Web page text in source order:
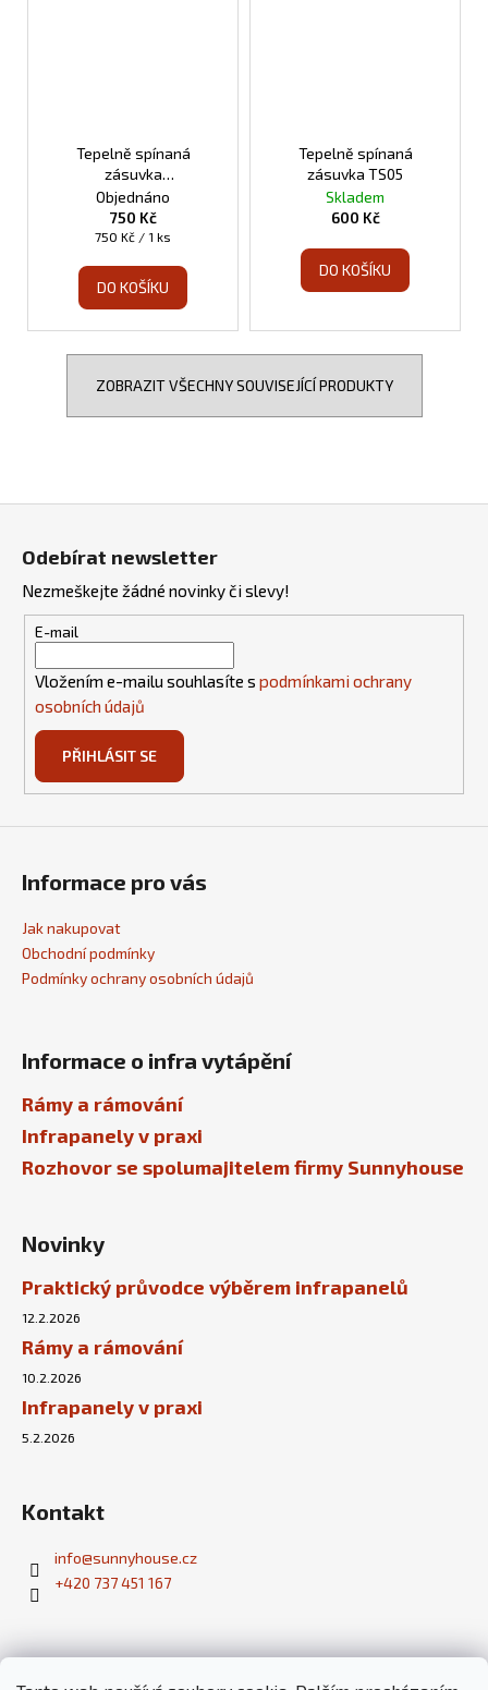
Tepelně spínaná
zásuvka
programovatelná TS10
Objednáno
750 Kč
Měrná
750 Kč / 1 ks
DO KOŠÍKU
Tepelně spínaná
zásuvka TS05
Skladem
600 Kč
DO KOŠÍKU
ZOBRAZIT VŠECHNY SOUVISEJÍCÍ PRODUKTY
Odebírat newsletter
Nezmeškejte žádné novinky či slevy!
E-mail
Vložením e-mailu souhlasíte s podmínkami ochrany
osobních údajů
PŘIHLÁSIT SE
Informace pro vás
Jak nakupovat
Obchodní podmínky
Podmínky ochrany osobních údajů
Informace o infra vytápění
Rámy a rámování
Infrapanely v praxi
Rozhovor se spolumajitelem firmy Sunnyhouse
Novinky
Praktický průvodce výběrem infrapanelů
12.2.2026
Rámy a rámování
10.2.2026
Infrapanely v praxi
5.2.2026
Kontakt
info@sunnyhouse.cz
+420 737 451 167